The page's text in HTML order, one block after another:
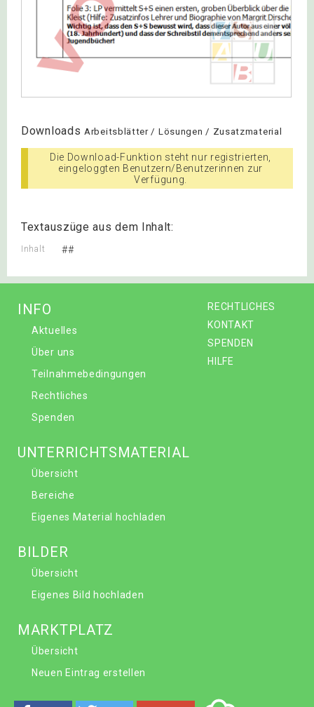
Downloads Arbeitsblätter / Lösungen / Zusatzmaterial
Die Download-Funktion steht nur registrierten,
eingeloggten Benutzern/Benutzerinnen zur
Verfügung.
Textauszüge aus dem Inhalt:
Inhalt ##
RECHTLICHES
KONTAKT
SPENDEN
HILFE
INFO
Aktuelles
Über uns
Teilnahmebedingungen
Rechtliches
Spenden
UNTERRICHTSMATERIAL
Übersicht
Bereiche
Eigenes Material hochladen
BILDER
Übersicht
Eigenes Bild hochladen
MARKTPLATZ
Übersicht
Neuen Eintrag erstellen